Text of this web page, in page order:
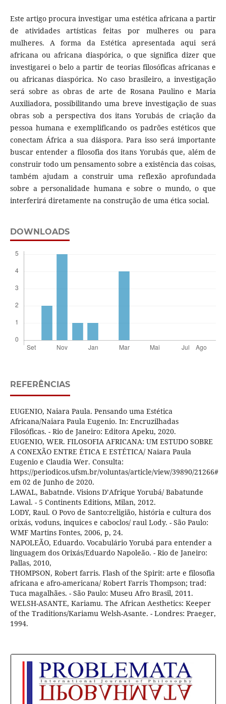
Este artigo procura investigar uma estética africana a partir
de atividades artísticas feitas por mulheres ou para
mulheres. A forma da Estética apresentada aqui será
africana ou africana diaspórica, o que significa dizer que
investigarei o belo a partir de teorias filosóficas africanas e
ou africanas diaspórica. No caso brasileiro, a investigação
será sobre as obras de arte de Rosana Paulino e Maria
Auxiliadora, possibilitando uma breve investigação de suas
obras sob a perspectiva dos itans Yorubás de criação da
pessoa humana e exemplificando os padrões estéticos que
conectam África a sua diáspora. Para isso será importante
buscar entender a filosofia dos itans Yorubás que, além de
construir todo um pensamento sobre a existência das coisas,
também ajudam a construir uma reflexão aprofundada
sobre a personalidade humana e sobre o mundo, o que
interferirá diretamente na construção de uma ética social.
DOWNLOADS
REFERÊNCIAS
EUGENIO, Naiara Paula. Pensando uma Estética
Africana/Naiara Paula Eugenio. In: Encruzilhadas
Filosóficas. - Rio de Janeiro: Editora Apeku, 2020.
EUGENIO, WER. FILOSOFIA AFRICANA: UM ESTUDO SOBRE
A CONEXÃO ENTRE ÉTICA E ESTÉTICA/ Naiara Paula
Eugenio e Claudia Wer. Consulta:
https://periodicos.ufsm.br/voluntas/article/view/39890/21266#
em 02 de Junho de 2020.
LAWAL, Babatnde. Visions D’Afrique Yorubá/ Babatunde
Lawal. - 5 Continents Editions, Milan, 2012.
LODY, Raul. O Povo de Santo:religião, história e cultura dos
orixás, voduns, inquices e caboclos/ raul Lody. - São Paulo:
WMF Martins Fontes, 2006, p, 24.
NAPOLEÃO, Eduardo. Vocabulário Yorubá para entender a
linguagem dos Orixás/Eduardo Napoleão. - Rio de Janeiro:
Pallas, 2010,
THOMPSON, Robert farris. Flash of the Spirit: arte e filosofia
africana e afro-americana/ Robert Farris Thompson; trad:
Tuca magalhães. - São Paulo: Museu Afro Brasil, 2011.
WELSH-ASANTE, Kariamu. The African Aesthetics: Keeper
of the Traditions/Kariamu Welsh-Asante. - Londres: Praeger,
1994.